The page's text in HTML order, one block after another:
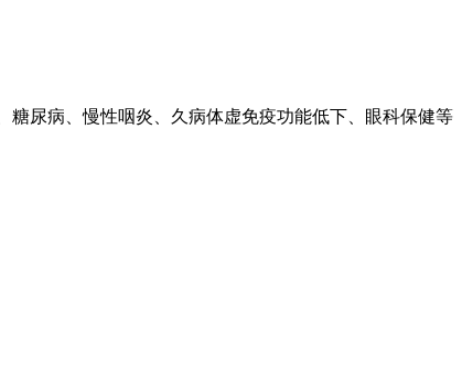
尿病、慢性咽炎、久病体虚免疫功能低下、眼科保健等